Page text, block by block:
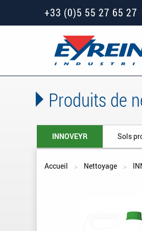
+33 (0)5 55 27 65 27
Produits de
INNOVEYR Sols
Vous êtes ici
Accueil Nettoyage